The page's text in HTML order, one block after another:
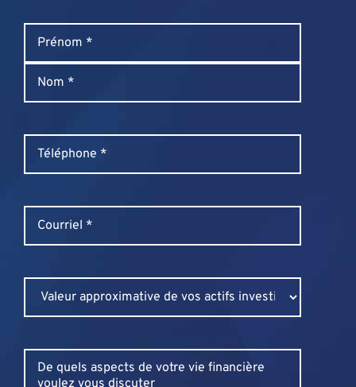
Name*
Prénom
Phone*
Email *
Untitled
Untitled